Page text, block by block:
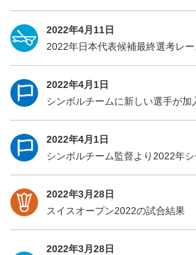
2022年4月11日
2022年日本代表候補最終選考レ
2022年4月1日
シンボルチームに新しい選手が加
2022年4月1日
シンボルチーム監督より2022年
2022年3月28日
スイスオープン2022の試合結果
2022年3月28日